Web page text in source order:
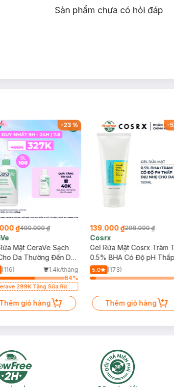
Sản phẩm chưa có hỏi đáp
-23%
₫490.000 ₫
Mặt CeraVe Sạch
Da Thường Đến Da
(116)
1.4k/tháng
64%
299K Tặng Sữa Rửa
Thêm giỏ hàng
-
139.000 ₫298.000 ₫
Cosrx
Gel Rửa Mặt Cosrx Tràm
0.5% BHA Có Độ pH Thấp
150ml
5.0
(173)
Thêm giỏ hàng
Giao nhanh miễn phí 2H 30 ngày đổi